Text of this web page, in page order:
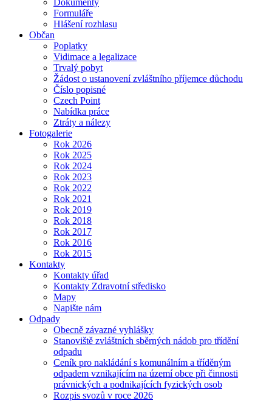
Dokumenty
Formuláře
Hlášení rozhlasu
Občan
Poplatky
Vidimace a legalizace
Trvalý pobyt
Žádost o ustanovení zvláštního příjemce důchodu
Číslo popisné
Czech Point
Nabídka práce
Ztráty a nálezy
Fotogalerie
Rok 2026
Rok 2025
Rok 2024
Rok 2023
Rok 2022
Rok 2021
Rok 2019
Rok 2018
Rok 2017
Rok 2016
Rok 2015
Kontakty
Kontakty úřad
Kontakty Zdravotní středisko
Mapy
Napište nám
Odpady
Obecně závazné vyhlášky
Stanoviště zvláštních sběrných nádob pro třídění
odpadu
Ceník pro nakládání s komunálním a tříděným
odpadem vznikajícím na území obce při činnosti
právnických a podnikajících fyzických osob
Rozpis svozů v roce 2026